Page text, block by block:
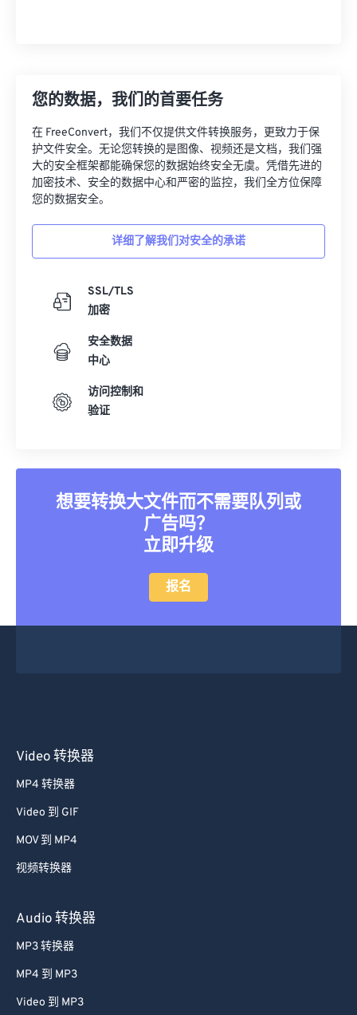
您的数据，我们的首要任务
在 FreeConvert，我们不仅提供文件转换服务，更致力于保
护文件安全。无论您转换的是图像、视频还是文档，我们强
大的安全框架都能确保您的数据始终安全无虞。凭借先进的
加密技术、安全的数据中心和严密的监控，我们全方位保障
您的数据安全。
详细了解我们对安全的承诺
SSL/TLS
加密
安全数据
中心
访问控制和
验证
想要转换大文件而不需要队列或
广告吗？
立即升级
报名
Video 转换器
MP4 转换器
Video 到 GIF
MOV 到 MP4
视频转换器
Audio 转换器
MP3 转换器
MP4 到 MP3
Video 到 MP3